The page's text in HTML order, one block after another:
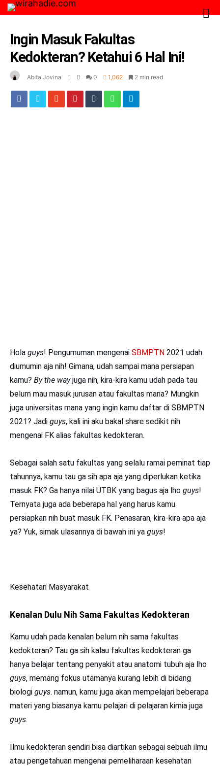
Ingin Masuk Fakultas
Kedokteran? Ketahui 6 Hal Ini!
Abita Jovina 0 1,062 2 min read
Hola guys! Pengumuman mengenai SBMPTN 2021 udah
diumumin aja nih! Gimana, udah sampai mana persiapan
kamu? By the wayjuga nih, kira-kira kamu udah pada tau
belum mau masuk jurusan atau fakultas mana? Mungkin
juga universitas mana yang ingin kamu daftar di SBMPTN
2021? Jadi guys, kali ini aku bakal share sedikit nih
mengenai FK alias fakultas kedokteran.
Sebagai salah satu fakultas yang selalu ramai peminat tiap
tahunnya, kamu tau ga sih apa aja yang diperlukan ketika
masuk FK? Ga hanya nilai UTBK yang bagus aja lho guys!
Ternyata juga ada beberapa hal yang harus kamu
persiapkan nih buat masuk FK. Penasaran, kira-kira apa aja
ya? Yuk, simak ulasannya di bawah ini ya guys!
Kesehatan Masyarakat
Kenalan Dulu Nih Sama Fakultas Kedokteran
Kamu udah pada kenalan belum nih sama fakultas
kedokteran? Tau ga sih kalau fakultas kedokteran ga
hanya belajar tentang penyakit atau anatomi tubuh aja lho
guys, memang fokus utamanya kurang lebih di bidang
biologi guys. namun, kamu juga akan mempelajari beberapa
materi yang biasanya kamu pelajari di pelajaran kimia juga
guys.
Ilmu kedokteran sendiri bisa diartikan sebagai sebuah ilmu
atau pengetahuan mengenai pemeliharaan kesehatan